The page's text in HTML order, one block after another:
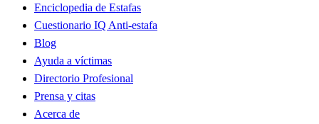
Enciclopedia de Estafas
Cuestionario IQ Anti-estafa
Blog
Ayuda a víctimas
Directorio Profesional
Prensa y citas
Acerca de